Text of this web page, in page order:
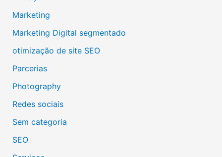
Marketing
Marketing Digital segmentado
otimização de site SEO
Parcerias
Photography
Redes sociais
Sem categoria
SEO